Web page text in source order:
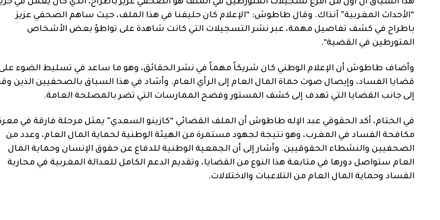
هذا السياق أن أول من أفرغ تسجيلات المتورطين في الملف هو الصحفي عزيز باطراح، الذي كان يعمل في
“الأحداث المغربية” آنذاك. وقال طاطوش: “الإعلام كان حليفنا في هذا الملف، حيث ساهم الصحفي عزيز
باطراح في كشف تفاصيل مهمة، عبر نشر التسجيلات التي كانت شاهدة على تواطؤ بعض الأشخاص
المتورطين في القضية“.
وأضاف طاطوش أن الإعلام الوطني كان شريكاً مهماً في نشر الحقائق، وهو ما ساعد في تسليط الضوء
قضايا الفساد، وإيصال صوت حماة المال العام إلى الرأي العام. وأشاد في هذا السياق بالصحفيين الذين
إلى جانب القضايا التي تهدف إلى كشف المستور وفضح الممارسات التي تضر بالمصلحة العامة.
في الختام، أكد الحقوقي عبد الإله طاطوش أن الملف القضائي “كازينو السعدي” يمثل مرحلة فارقة في
مكافحة الفساد في المغرب، وهو نتيجة لجهود مستمرة من الهيئة الوطنية لحماية المال العام، وعدد من
الصحفيين والنشطاء الحقوقيين. وأشار إلى أن الجمعية الوطنية للدفاع عن حقوق الإنسان وحماية المال
العام ستواصل دورها في متابعة هذا النوع من القضايا، وتقديم الدعم الكامل للعدالة المغربية في محاربة
الفساد وحماية المال العام من التلاعبات والاختلالات.